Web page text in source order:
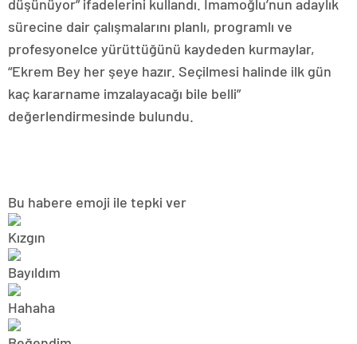
düşünüyor” ifadelerini kullandı. İmamoğlu’nun adaylık
sürecine dair çalışmalarını planlı, programlı ve
profesyonelce yürüttüğünü kaydeden kurmaylar,
“Ekrem Bey her şeye hazır. Seçilmesi halinde ilk gün
kaç kararname imzalayacağı bile belli”
değerlendirmesinde bulundu.
Bu habere emoji ile tepki ver